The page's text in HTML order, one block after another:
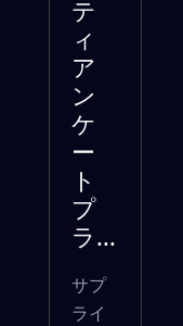
テ
ィ
ア
ン
ケ
ー
ト
プ
ラ...
サプ
ライ